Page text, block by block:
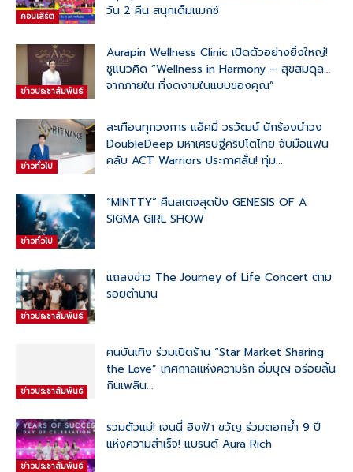
คอนเสิร์ต
วัน 2 คืน สนุกเต็มแมกซ์
ข่าวประชาสัมพันธ์
Aurapin Wellness Clinic เปิดตัวอย่างยิ่งใหญ่!
ชูแนวคิด “Wellness in Harmony – สุขสมดุล…
จากภายใน ที่งดงามในแบบของคุณ”
ข่าวทั่วไป
สะเทือนทุกวงการ แอ็คมี่ วรวัฒน์ นักร้องนำวง
DoubleDeep มหาเศรษฐีคริปโตไทย จับมือแฟน
คลับ ACT Warriors ประกาศลั่น! ทุ่ม...
ข่าวทั่วไป
“MINTTY” คืนสเตจสุดปัง GENESIS OF A
SIGMA GIRL SHOW
ข่าวประชาสัมพันธ์
แถลงข่าว The Journey of Life Concert ตาม
รอยตำนาน
ข่าวประชาสัมพันธ์
คนบันเทิง ร่วมเปิดร้าน “Star Market Sharing
the Love” เทศกาลแห่งความรัก อิ่มบุญ อร่อยลิ้น
กินเพลิน...
ข่าวประชาสัมพันธ์
รวมตัวแม่! เจนนี่ อิงฟ้า ขวัญ ร่วมตอกย้ำ 9 ปี
แห่งความสำเร็จ! แบรนด์ Aura Rich